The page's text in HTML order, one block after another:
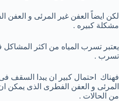
لكن ايضاً العفن غير المرئى و
مشكلة كبيره .
يعتبر تسرب المياه من اكثر
تسرب .
فهناك احتمال كبير ان يبدا السقف
المرئى و العفن الفطرى الذى يمكن
من الحالات .